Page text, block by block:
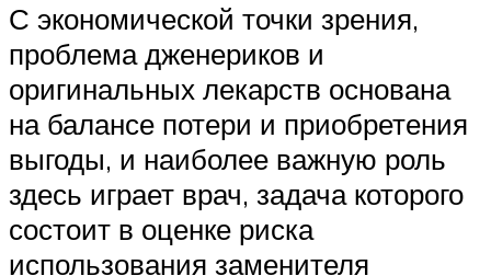
С экономической точки зрения,
проблема дженериков и
оригинальных лекарств основана
на балансе потери и приобретения
выгоды, и наиболее важную роль
здесь играет врач, задача которого
состоит в оценке риска
использования заменителя